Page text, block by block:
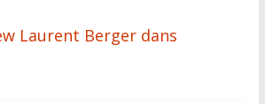
Laurent Berger dans